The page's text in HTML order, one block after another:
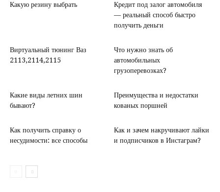
Какую резину выбрать
Кредит под залог автомобиля
— реальный способ быстро
получить деньги
Виртуальный тюнинг Ваз
2113,2114,2115
Что нужно знать об
автомобильных
грузоперевозках?
Какие виды летних шин
бывают?
Преимущества и недостатки
кованых поршней
Как получить справку о
несудимости: все способы
Как и зачем накручивают лайки
и подписчиков в Инстаграм?